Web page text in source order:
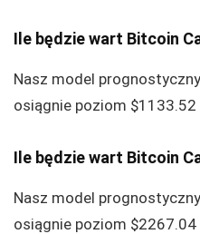
Ile będzie wart Bitcoin
Nasz model
osiągnie poziom
Ile będzie wart Bitcoin
Nasz model
osiągnie poziom